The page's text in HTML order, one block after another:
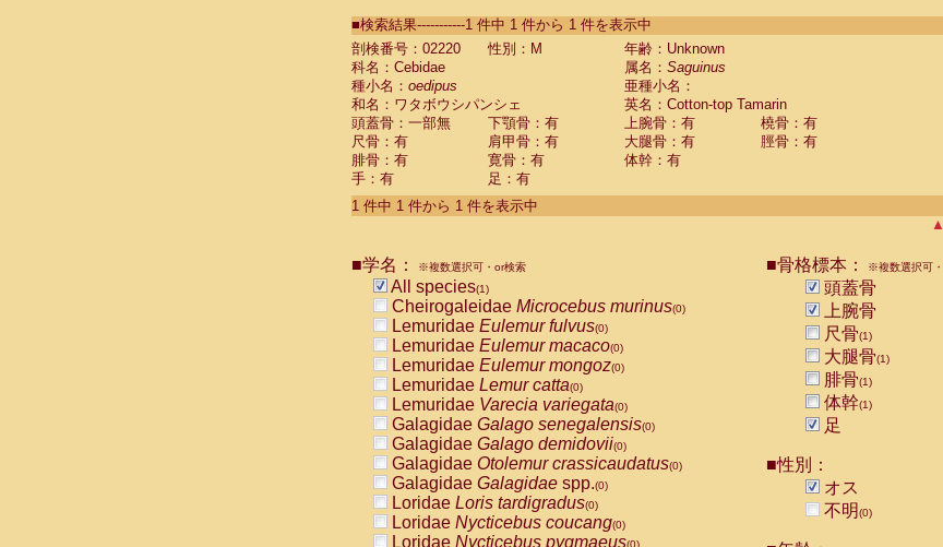
CebidaeSaguinus labiatus(0)
Cebidae Saguinus leucopus (0)
Cebidae
Cebidae
CebidaeSaguinus nigricollis (0)
Cebidae Saguinus oedipus
Cebidae Saguinus weddelli
Cebidae Saguinusspp.
Cebidae Aotus trivirgatus
Cebidae Cebus albifrons
CebidaeCebus nigrivittatus
CebidaeCebus
CebidaeSaimiri boliviensis(0)
CebidaeSaimiri sciureus(0)
AtelidaeAlouatta caraya(0)
AtelidaeAlouatta fusca(0)
AtelidaeAlouatta seniculus
AtelidaeAlouattaspp.(0)
AtelidaeAteles belzebuth(0)
AtelidaeAteles geoffroyi(0)
AtelidaeAteles paniscus(0)
AtelidaeAtelesspp.(0)
Atelidae Lagothrix lagothricha
AtelidaeLagothrix lagothricha cana
PitheciidaeCacajao calvus rubicundus
■検索結果-----------1 件中 1 件から 1 件を表示中
剖検番号：02220
性別：M
年齢：Unknown
科名：Cebidae
属名： Saguinus
種小名： oedipus
亜種小名：
和名：ワタボウシパンシェ
英名：Cotton-top Tamarin
頭蓋骨：一部無
下顎骨：有 上腕骨：有
橈骨：有
尺骨：有
肩甲骨：有 大腿骨：有
脛骨：有
腓骨：有
寛骨：有
体幹：有
手：有
足：有
1 件中 1 件から 1 件を表示中
■学名： ※複数選択可・or検索
All species(1)
Cheirogaleidae Microcebus murinus(0)
Lemuridae Eulemur fulvus(0)
Lemuridae Eulemur macaco(0)
Lemuridae Eulemur mongoz(0)
Lemuridae Lemur catta(0)
Lemuridae Varecia variegata(0)
Galagidae Galago senegalensis(0)
Galagidae Galago demidovii(0)
Galagidae Otolemur crassicaudatus(0)
Galagidae Galagidae spp.(0)
Loridae Loris tardigradus(0)
Loridae Nycticebus coucang(0)
Loridae Nycticebus pygmaeus(0)
■骨格標本： ※複数選択可
頭蓋骨
上腕骨
尺骨(1)
大腿骨(1)
腓骨(1)
体幹(1)
足
■性別：
オス
不明(0)